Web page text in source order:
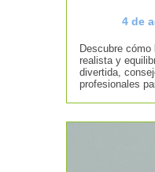
4 de
Descubre
realista y
divertida,
profesionales